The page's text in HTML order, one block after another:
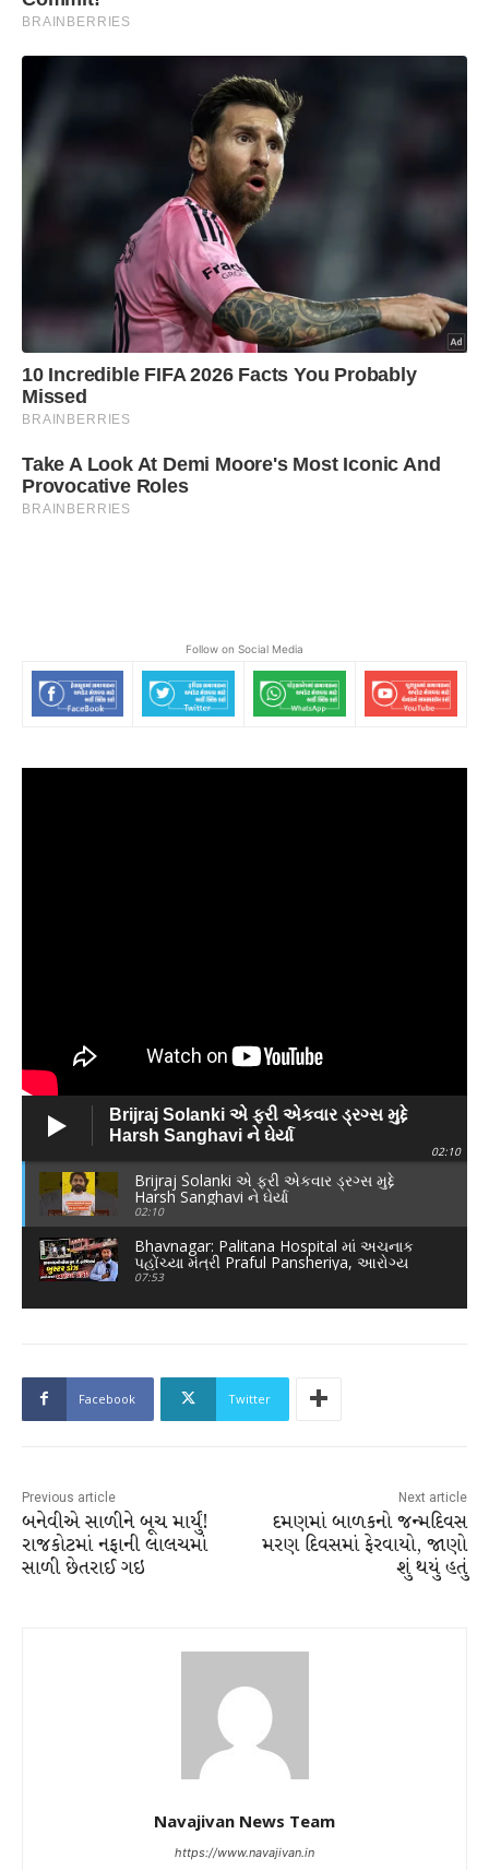
Follow on Social Media
Brijraj Solanki એ ફરી એકવાર ડ્રગ્સ મુદ્દે
Harsh Sanghavi ને ઘેર્યા
02:10
Brijraj Solanki એ ફરી એકવાર ડ્રગ્સ મુદ્દે
Harsh Sanghavi ને ઘેર્યા
02:10
Bhavnagar: Palitana Hospital માં અચનાક
પહોંચ્યા મંત્રી Praful Pansheriya, આરોગ્ય
વિભાગમાં દોડધામ
07:53
Facebook Twitter
Previous article
બનેવીએ સાળીને બૂચ માર્યું!
રાજકોટમાં નફાની લાલચમાં
સાળી છેતરાઈ ગઇ
Next article
દમણમાં બાળકનો જન્મદિવસ
મરણ દિવસમાં ફેરવાયો, જાણો
શું થયું હતું
Navajivan News Team
https://www.navajivan.in